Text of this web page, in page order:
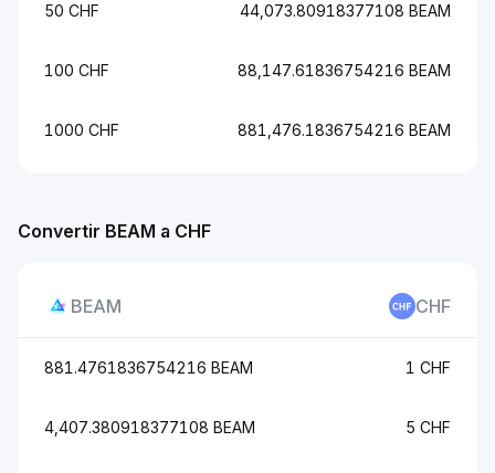
Convertir BEAM a CHF
BEAM CHF
881.4761836754216 BEAM 1 CHF
4,407.380918377108 BEAM 5 CHF
50 CHF 44,073.80918377108 BEAM
100 CHF 88,147.61836754216 BEAM
1000 CHF 881,476.1836754216 BEAM